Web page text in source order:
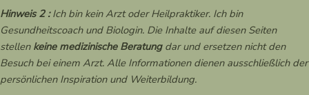
Hinweis 2 :Ich bin kein Arzt oder Heilpraktiker. Ich bin
Gesundheitscoach und Biologin. Die Inhalte auf diesen Seiten
stellen keine medizinische Beratung dar und ersetzen nicht den
Besuch bei einem Arzt. Alle Informationen dienen ausschließlich der
persönlichen Inspiration und Weiterbildung.